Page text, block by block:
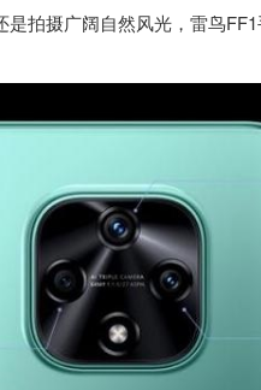
拍摄广阔自然风光，雷鸟